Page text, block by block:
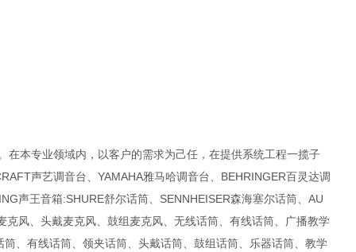
本专业领域内，以客户的需求为己任，在提供系统工程一揽子
声艺调音台、YAMAHA雅马哈调音台、BEHRINGER百灵达调
声王音箱:SHURE舒尔话筒、SENNHEISER森海塞尔话筒、AU
风、头戴麦克风、鼓组麦克风、无线话筒、有线话筒、广播教学
、有线话筒、领夹话筒、头戴话筒、鼓组话筒、乐器话筒、教学